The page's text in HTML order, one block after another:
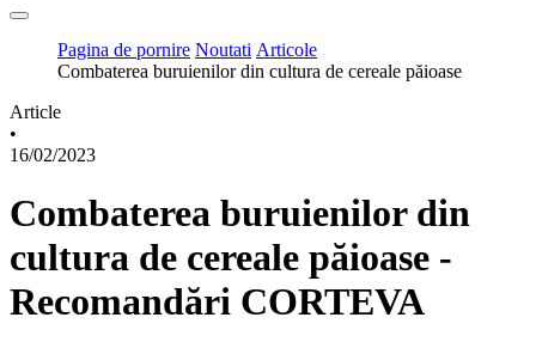
Pagina de pornire Noutati Articole
Combaterea buruienilor din cultura de cereale păioase
Article
•
16/02/2023
Combaterea buruienilor din
cultura de cereale păioase -
Recomandări CORTEVA